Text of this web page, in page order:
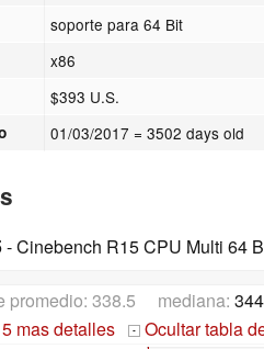
soporte para 64 Bit
x86
$393 U.S.
01/03/2017 = 3502 days old
- Cinebench R15 CPU Multi 64
338.5 mediana:
mas detalles - Ocultar tabla